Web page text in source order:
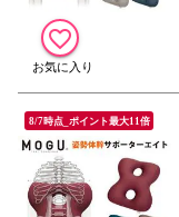
8/7時点_ポイント最大11倍